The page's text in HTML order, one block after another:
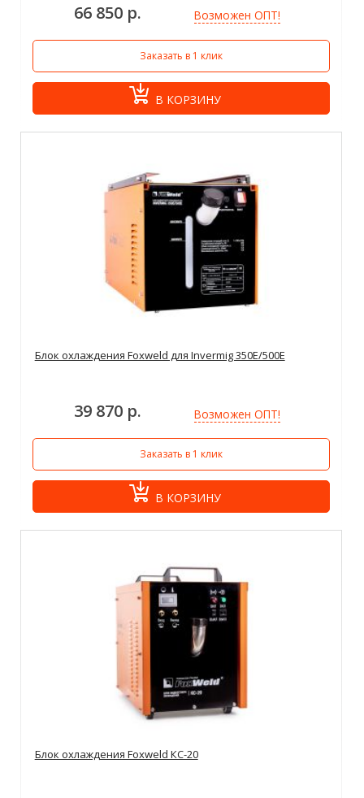
66 850 р. Возможен ОПТ!
Заказать в 1 клик
В КОРЗИНУ
Блок охлаждения Foxweld для Invermig 350E/500E
39 870 р. Возможен ОПТ!
Заказать в 1 клик
В КОРЗИНУ
Блок охлаждения Foxweld КС-20